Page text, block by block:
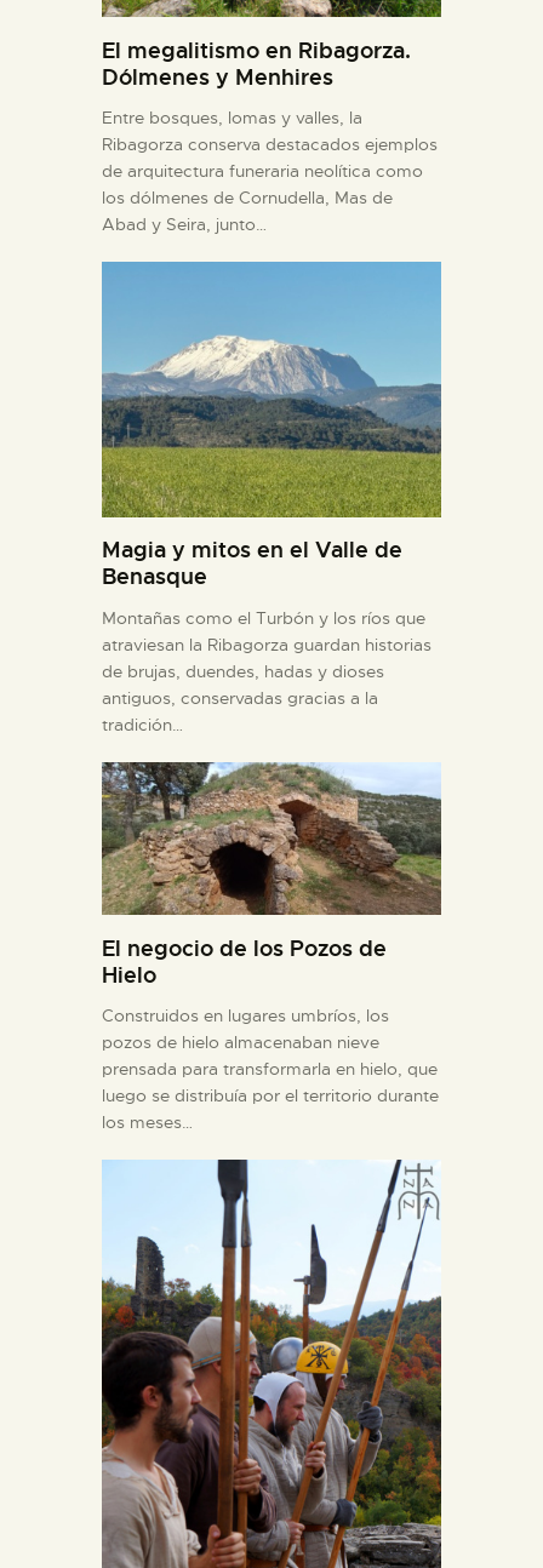
El megalitismo en Ribagorza.
Dólmenes y Menhires
Entre bosques, lomas y valles, la
Ribagorza conserva destacados ejemplos
de arquitectura funeraria neolítica como
los dólmenes de Cornudella, Mas de
Abad y Seira, junto…
Magia y mitos en el Valle de
Benasque
Montañas como el Turbón y los ríos que
atraviesan la Ribagorza guardan historias
de brujas, duendes, hadas y dioses
antiguos, conservadas gracias a la
tradición…
El negocio de los Pozos de
Hielo
Construidos en lugares umbríos, los
pozos de hielo almacenaban nieve
prensada para transformarla en hielo, que
luego se distribuía por el territorio durante
los meses…